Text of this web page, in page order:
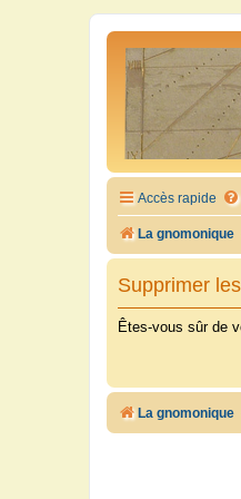
Accès rapide
La gnomonique
Supprimer
Êtes-vous sûr de
La gnomonique